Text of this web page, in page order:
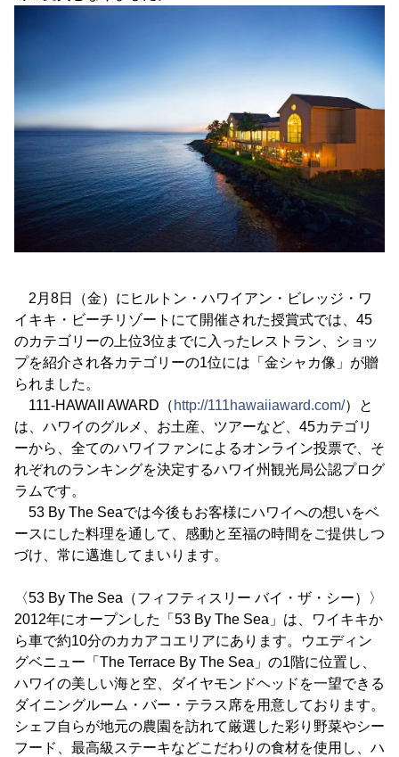
2月8日（金）にヒルトン・ハワイアン・ビレッジ・ワ
イキキ・ビーチリゾートにて開催された授賞式では、45
のカテゴリーの上位3位までに入ったレストラン、ショッ
プを紹介され各カテゴリーの1位には「金シャカ像」が贈
られました。
111-HAWAII AWARD（ http://111hawaiiaward.com/）と
は、ハワイのグルメ、お土産、ツアーなど、45カテゴリ
ーから、全てのハワイファンによるオンライン投票で、そ
れぞれのランキングを決定するハワイ州観光局公認プログ
ラムです。
53 By The Seaでは今後もお客様にハワイへの想いをベ
ースにした料理を通して、感動と至福の時間をご提供しつ
づけ、常に邁進してまいります。
〈53 By The Sea（フィフティスリー バイ・ザ・シー）〉
2012年にオープンした「53 By The Sea」は、ワイキキか
ら車で約10分のカカアコエリアにあります。ウエディン
グベニュー「The Terrace By The Sea」の1階に位置し、
ハワイの美しい海と空、ダイヤモンドヘッドを一望できる
ダイニングルーム・バー・テラス席を用意しております。
シェフ自らが地元の農園を訪れて厳選した彩り野菜やシー
フード、最高級ステーキなどこだわりの食材を使用し、ハ